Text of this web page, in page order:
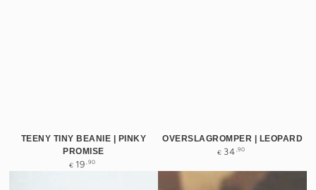
TEENY TINY BEANIE | PINKY
PROMISE
Normale
€ 19 ,90
OVERSLAGROMPER | LEOPARD
Normale
€ 34 ,90